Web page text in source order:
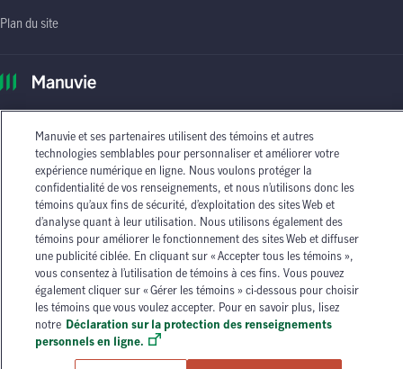
Plan du site
stylisée sont des marques de commerce de La Compagnie d’Assurance-Vie Manufacturers
qu’elle et ses sociétés affiliées utilisent sous licence. © La Compagnie d’Assurance-Vie
Manufacturers, 2026. Tous droits réservés. Manuvie,P.O. Box 670, STN Waterloo,
Waterloo (Ontario) N2J 4B8
Les circonstances individuelles peuvent varier. Vous pouvez communiquer avec l’un des
conseillers en assurance autorisés de Manuvie ou avec votre agent d’assurance autorisé si
vous avez besoin de conseils sur vos besoins en matière d’assurance.
Manuvie et ses partenaires utilisent des témoins et autres
technologies semblables pour personnaliser et améliorer votre
expérience numérique en ligne. Nous voulons protéger la
confidentialité de vos renseignements, et nous n’utilisons donc les
témoins qu’aux fins de sécurité, d’exploitation des sites Web et
d’analyse quant à leur utilisation. Nous utilisons également des
témoins pour améliorer le fonctionnement des sites Web et diffuser
une publicité ciblée. En cliquant sur « Accepter tous les témoins »,
vous consentez à l’utilisation de témoins à ces fins. Vous pouvez
également cliquer sur « Gérer les témoins » ci-dessous pour choisir
les témoins que vous voulez accepter. Pour en savoir plus, lisez
notre Déclaration sur la protection des renseignements
personnels en ligne.